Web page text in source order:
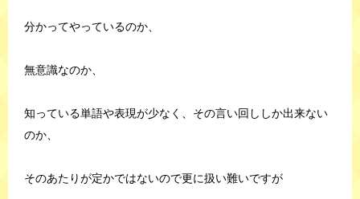
分かってやっているのか、
無意識なのか、
知っている単語や表現が少なく、その言い回ししか出来ない
のか、
そのあたりが定かではないので更に扱い難いですが